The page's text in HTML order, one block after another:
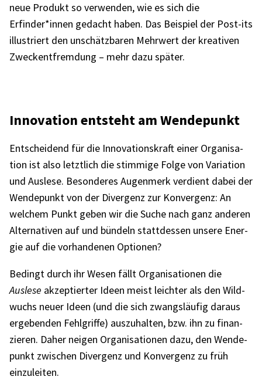
neue Produkt so verwen­den, wie es sich die
Erfinder*innen gedacht haben. Das Beispiel der Post-its
illus­triert den unschätz­ba­ren Mehr­wert der krea­ti­ven
Zweck­ent­frem­dung – mehr dazu später.
Inno­va­tion entsteht am Wende­punkt
Entschei­dend für die Inno­va­ti­ons­kraft einer Orga­ni­sa­
tion ist also letzt­lich die stim­mige Folge von Varia­tion
und Auslese. Beson­de­res Augen­merk verdient dabei der
Wende­punkt von der Diver­genz zur Konver­genz: An
welchem Punkt geben wir die Suche nach ganz ande­ren
Alter­na­ti­ven auf und bündeln statt­des­sen unsere Ener­
gie auf die vorhan­de­nen Optio­nen?
Bedingt durch ihr Wesen fällt Orga­ni­sa­tio­nen die
Auslese akzep­tier­ter Ideen meist leich­ter als den Wild­
wuchs neuer Ideen (und die sich zwangs­läu­fig daraus
erge­ben­den Fehl­griffe) auszu­hal­ten, bzw. ihn zu finan­
zie­ren. Daher neigen Orga­ni­sa­tio­nen dazu, den Wende­
punkt zwischen Diver­genz und Konver­genz zu früh
einzu­lei­ten.